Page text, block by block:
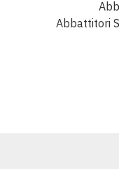
Abbattitori